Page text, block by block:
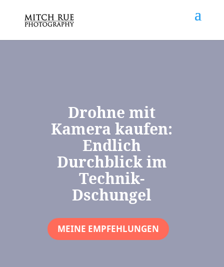
Drohne mit
Kamera kaufen:
Endlich
Durchblick im
Technik-
Dschungel
MEINE EMPFEHLUNGEN